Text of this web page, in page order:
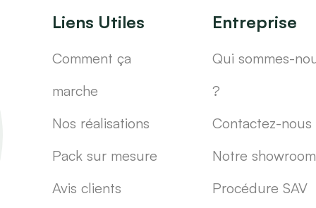
Liens Utiles
Comment ça
marche
Nos réalisations
Pack sur mesure
Avis clients
Entreprise
Qui sommes-
?
Contactez-nous
Notre showroom
Procédure SAV